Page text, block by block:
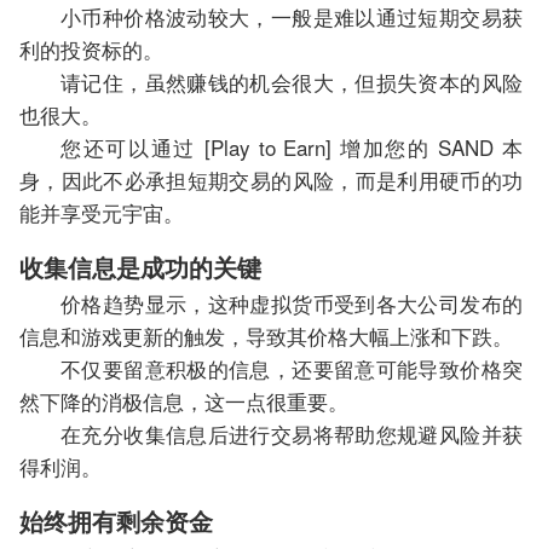
小币种价格波动较大，一般是难以通过短期交易获
利的投资标的。
请记住，虽然赚钱的机会很大，但损失资本的风险
也很大。
您还可以通过 [Play to Earn] 增加您的 SAND 本
身，因此不必承担短期交易的风险，而是利用硬币的功
能并享受元宇宙。
收集信息是成功的关键
价格趋势显示，这种虚拟货币受到各大公司发布的
信息和游戏更新的触发，导致其价格大幅上涨和下跌。
不仅要留意积极的信息，还要留意可能导致价格突
然下降的消极信息，这一点很重要。
在充分收集信息后进行交易将帮助您规避风险并获
得利润。
始终拥有剩余资金